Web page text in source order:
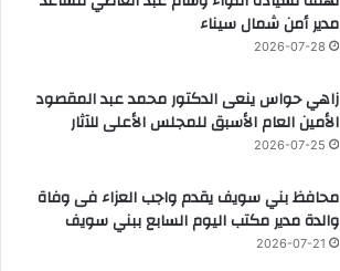
مدير أمن شمال سيناء
2026-07-28
زاهي حواس ينعى الدكتور محمد عبد المقصود
الأمين العام الأسبق للمجلس الأعلى للآثار
2026-07-25
محافظ بني سويف يقدم واجب العزاء فى وفاة
والدة مدير مكتب اليوم السابع ببني سويف
2026-07-21